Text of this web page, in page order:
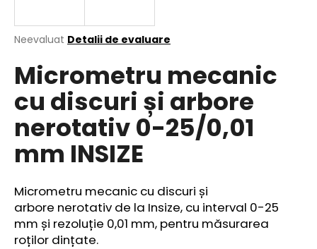
Evaluarea
a
produsului
0,0
din
5
stele.
Neevaluat Detalii de evaluare
Micrometru mecanic
cu discuri și arbore
nerotativ 0-25/0,01
mm INSIZE
Micrometru mecanic cu discuri și
arbore nerotativ de la Insize, cu interval 0-25
mm și rezoluție 0,01 mm, pentru măsurarea
roților dințate.
ă
e
c
o
m
a
n
d
ă
m